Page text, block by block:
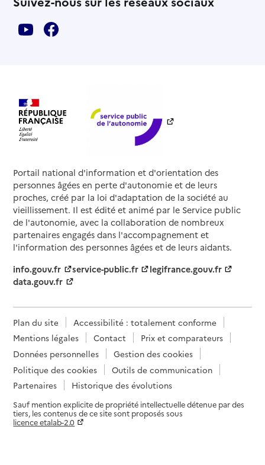
Portail national d'information et d'orientation des
personnes âgées en perte d'autonomie et de leurs
proches, créé par la loi d'adaptation de la société au
vieillissement. Il est édité et animé par le Service public
de l'autonomie, avec la collaboration de nombreux
partenaires engagés dans l'accompagnement et
l'information des personnes âgées et de leurs aidants.
info.gouv.fr
service-public.fr
legifrance.gouv.fr
data.gouv.fr
Plan du site
Accessibilité : totalement conforme
Mentions légales
Contact
Prix et comparateurs
Données personnelles
Gestion des cookies
Politique des cookies
Outils de communication
Partenaires
Historique des évolutions
Sauf mention explicite de propriété intellectuelle détenue par des
tiers, les contenus de ce site sont proposés sous
licence etalab-2.0